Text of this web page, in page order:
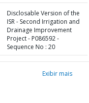
Disclosable Version of the
ISR - Second Irrigation and
Drainage Improvement
Project - P086592 -
Sequence No : 20
Exibir mais